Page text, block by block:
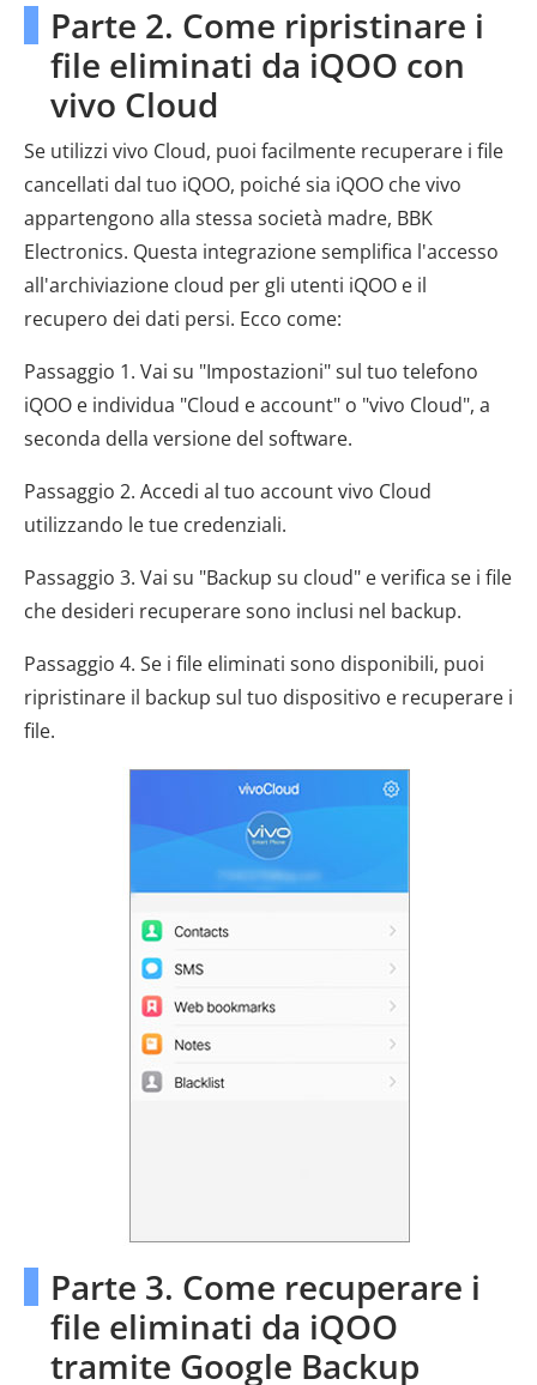
Parte 2. Come ripristinare i
file eliminati da iQOO con
vivo Cloud
Se utilizzi vivo Cloud, puoi facilmente recuperare i file
cancellati dal tuo iQOO, poiché sia iQOO che vivo
appartengono alla stessa società madre, BBK
Electronics. Questa integrazione semplifica l'accesso
all'archiviazione cloud per gli utenti iQOO e il
recupero dei dati persi. Ecco come:
Passaggio 1. Vai su "Impostazioni" sul tuo telefono
iQOO e individua "Cloud e account" o "vivo Cloud", a
seconda della versione del software.
Passaggio 2. Accedi al tuo account vivo Cloud
utilizzando le tue credenziali.
Passaggio 3. Vai su "Backup su cloud" e verifica se i file
che desideri recuperare sono inclusi nel backup.
Passaggio 4. Se i file eliminati sono disponibili, puoi
ripristinare il backup sul tuo dispositivo e recuperare i
file.
Parte 3. Come recuperare i
file eliminati da iQOO
tramite Google Backup